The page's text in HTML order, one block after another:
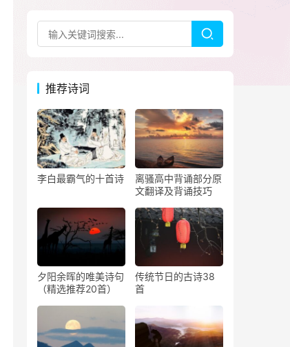
推荐诗词
李白最霸气的十首诗
离骚高中背诵部分原
文翻译及背诵技巧
夕阳余晖的唯美诗句
（精选推荐20首）
传统节日的古诗38
首